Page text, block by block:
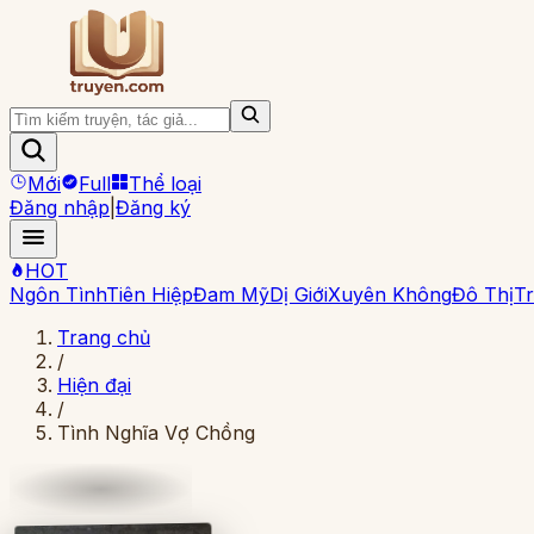
Mới Full
Thể loại
Đăng nhập Đăng ký
HOT
Ngôn TìnhTiên HiệpĐam MỹDị GiớiXuyên KhôngĐô Thị
Trang chủ
/
Hiện đại
/
Tình Nghĩa Vợ Chồng